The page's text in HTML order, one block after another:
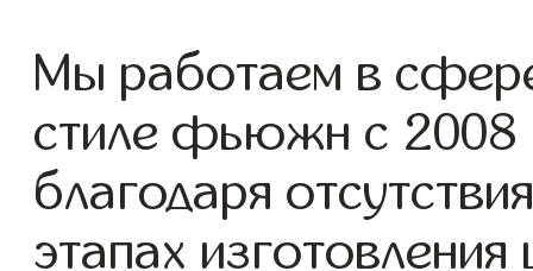
Мы работаем в
стиле фьюжн с 2008
благодаря
этапах